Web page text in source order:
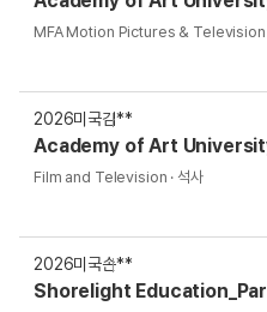
MFA Motion Pictures & Television
2026미국김**
Academy of Art
Film and Television · 석사
2026미국손**
Shorelight